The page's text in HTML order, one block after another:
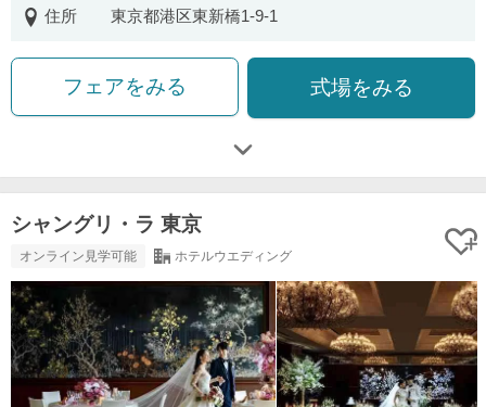
住所
東京都港区東新橋1-9-1
フェアをみる 式場をみる
シャングリ・ラ 東京
オンライン見学可能 ホテルウエディング